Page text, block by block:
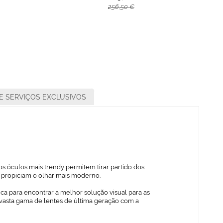
256,50 €
óculos mais trendy permitem tirar partido dos
o olhar mais moderno.
para encontrar a melhor solução visual para as
gama de lentes de última geração com a
SERVIÇOS EXCLUSIVOS